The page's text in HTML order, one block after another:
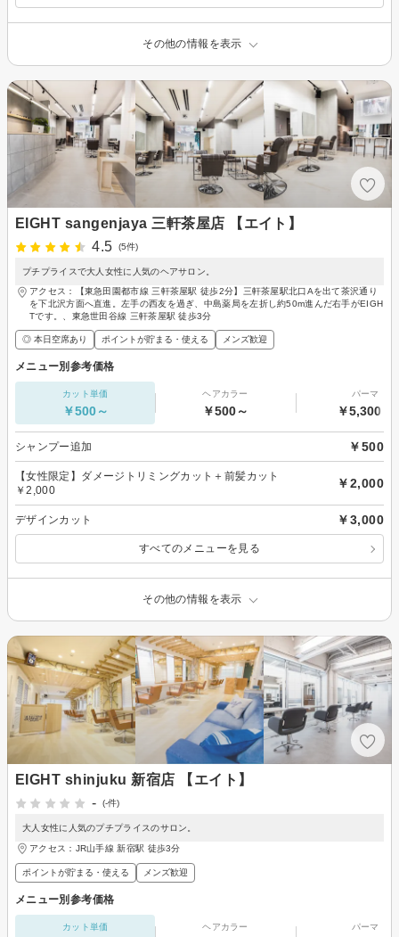
その他の情報を表示
EIGHT sangenjaya 三軒茶屋店 【エイト】
4.5
(5件)
プチプライスで大人女性に人気のヘアサロン。
アクセス：【東急田園都市線 三軒茶屋駅 徒歩2分】三軒茶屋駅北口Aを出て茶沢通り
を下北沢方面へ直進。左手の西友を過ぎ、中島薬局を左折し約50m進んだ右手がEIGH
Tです。、東急世田谷線 三軒茶屋駅 徒歩3分
◎ 本日空席あり ポイントが貯まる・使える メンズ歓迎
メニュー別参考価格
カット単価
￥500～
ヘアカラー
￥500～
パーマ
￥5,300～
シャンプー追加 ￥500
【女性限定】ダメージトリミングカット＋前髪カット
￥2,000
￥2,000
デザインカット ￥3,000
すべてのメニューを見る
その他の情報を表示
EIGHT shinjuku 新宿店 【エイト】
-
(-件)
大人女性に人気のプチプライスのサロン。
アクセス：JR山手線 新宿駅 徒歩3分
ポイントが貯まる・使える メンズ歓迎
メニュー別参考価格
カット単価 ヘアカラー パーマ